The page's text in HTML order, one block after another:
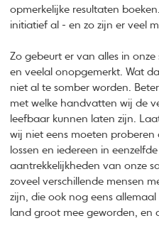
opmerkelijke resultaten
initiatief al - en zo zijn er veel
Zo gebeurt er van alles in
en veelal onopgemerkt. Wat
niet al te somber worden.
met welke handvatten wij de
leefbaar kunnen laten zijn.
wij niet eens moeten
lossen en iedereen in
aantrekkelijkheden van onze
zoveel verschillende mensen
zijn, die ook nog eens
land groot mee geworden, en